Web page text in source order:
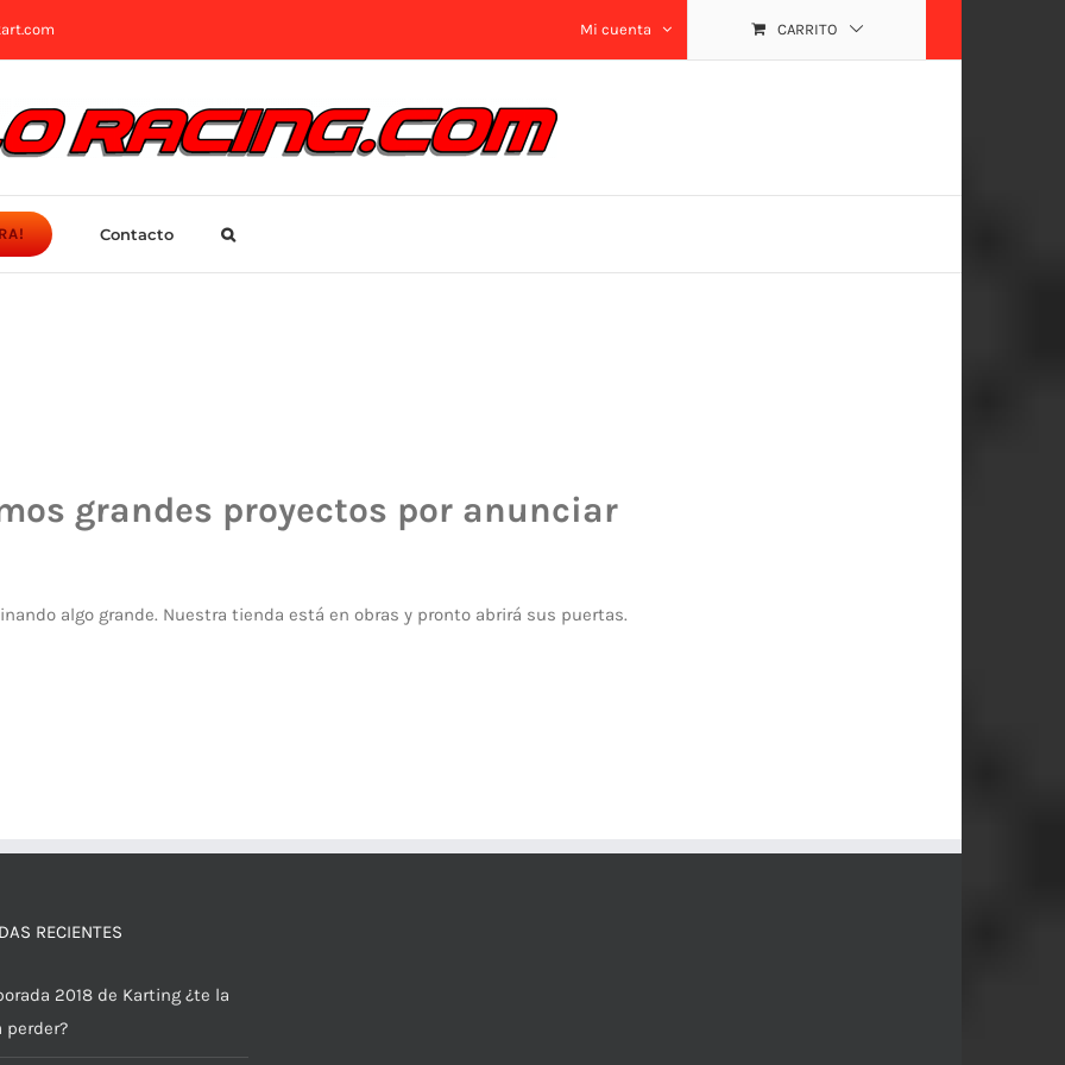
Mi cuenta CARRITO
Contacto
grandes proyectos por anunciar
algo grande. Nuestra tienda está en obras y pronto abrirá sus puertas.
RECIENTES
2018 de Karting ¿te la
perder?